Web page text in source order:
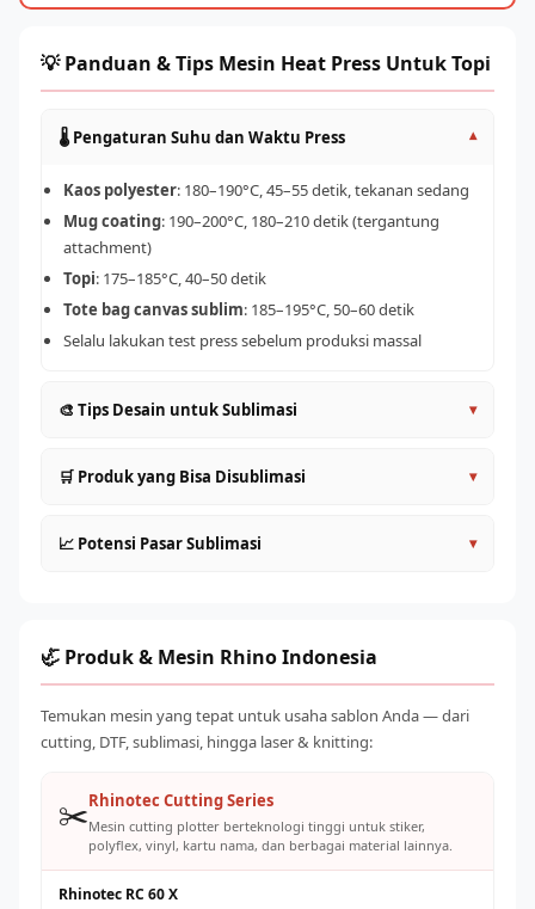
💡 Panduan & Tips Mesin Heat Press Untuk Topi
🌡️ Pengaturan Suhu dan Waktu Press ▾
Kaos polyester: 180–190°C, 45–55 detik, tekanan sedang
Mug coating: 190–200°C, 180–210 detik (tergantung
attachment)
Topi: 175–185°C, 40–50 detik
Tote bag canvas sublim: 185–195°C, 50–60 detik
Selalu lakukan test press sebelum produksi massal
🎨 Tips Desain untuk Sublimasi ▾
yang lebih akurat
menghindari pinggiran putih
Simpan dalam format TIFF atau PDF untuk kualitas cetak
terbaik
🛒 Produk yang Bisa Disublimasi ▾
tim)
Tote bag, case HP, bantal, selimut fleece
Produk korporat: ID card holder, lanyard, merchandise
kantor
📈 Potensi Pasar Sublimasi ▾
gathering), korporat (merchandise promosi), dan personal
🦏 Produk & Mesin Rhino Indonesia
Temukan mesin yang tepat untuk usaha sablon Anda — dari
cutting, DTF, sublimasi, hingga laser & knitting:
✂️Rhinotec Cutting Series
Mesin cutting plotter berteknologi tinggi untuk stiker,
polyflex, vinyl, kartu nama, dan berbagai material lainnya.
Rhinotec RC 60 X